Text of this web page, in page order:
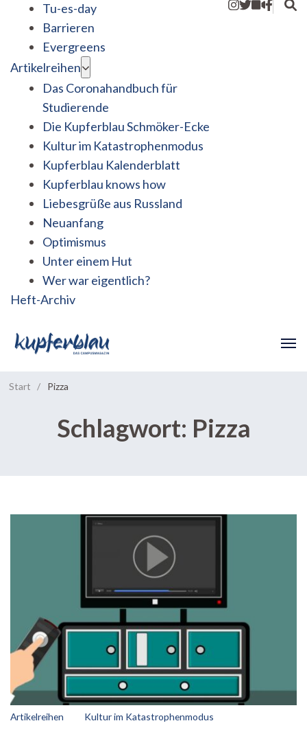
Tu-es-day
Barrieren
Evergreens
Artikelreihen
Das Coronahandbuch für
Studierende
Die Kupferblau Schmöker-Ecke
Kultur im Katastrophenmodus
Kupferblau Kalenderblatt
Kupferblau knows how
Liebesgrüße aus Russland
Neuanfang
Optimismus
Unter einem Hut
Wer war eigentlich?
Heft-Archiv
Start / Pizza
Schlagwort: Pizza
Artikelreihen Kultur im Katastrophenmodus